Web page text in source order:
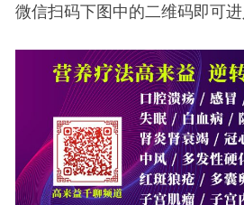
微信扫码下图中的二维码即可进